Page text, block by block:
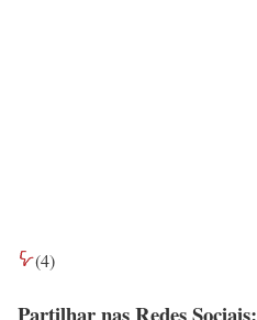
(4)
Partilhar nas Redes Sociais: